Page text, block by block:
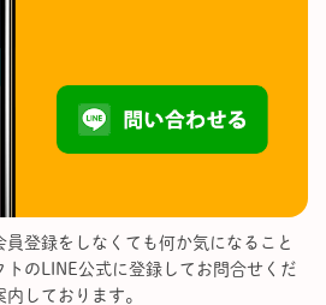
登録をしなくても何か気になること
トのLINE公式に登録してお問合せくだ
しております。